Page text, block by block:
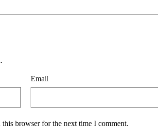
Email
browser for the next time I comment.